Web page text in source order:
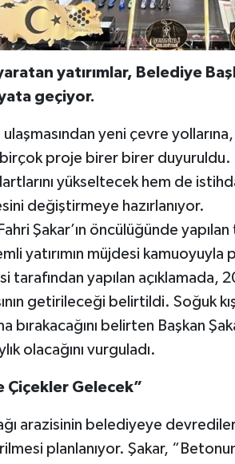
yatırımlar, Belediye
geçiyor.
yeni çevre
birçok proje birer birer duyuruldu.
yükseltecek hem de
değiştirmeye hazırlanıyor.
Şakar’ın öncülüğünde
yatırımın müjdesi kamuoyuyla
tarafından yapılan açıklamada,
getirileceği belirtildi. Soğuk
bırakacağını belirten Başkan
olacağını vurguladı.
Çiçekler Gelecek”
arazisinin belediyeye
planlanıyor. Şakar,